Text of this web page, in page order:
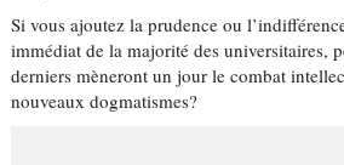
Si vous ajoutez la prudence ou
immédiat de la majorité des universitaires,
derniers mèneront un jour le combat
nouveaux dogmatismes?